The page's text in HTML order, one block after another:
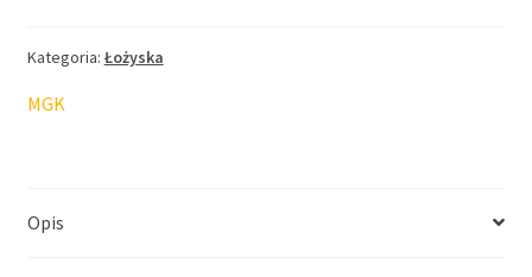
Kategoria: Łożyska
MGK
Opis